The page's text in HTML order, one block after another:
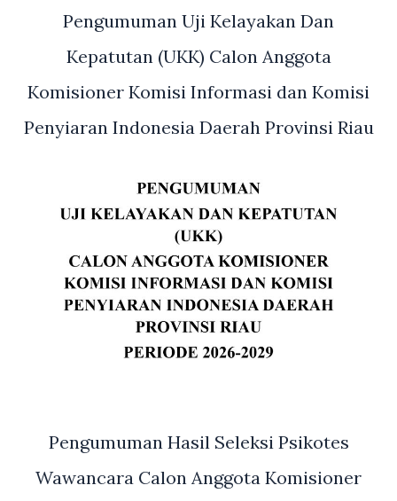
Pengumuman Uji Kelayakan Dan
Kepatutan (UKK) Calon Anggota
Komisioner Komisi Informasi dan Komisi
Penyiaran Indonesia Daerah Provinsi Riau
Pengumuman Hasil Seleksi Psikotes
Wawancara Calon Anggota Komisioner